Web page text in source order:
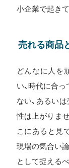
小企業で起き
売れる商品
どんなに人を
い、時代に合
ない、あるい
性は上がりま
こにあると見
現場の気合い
として捉える